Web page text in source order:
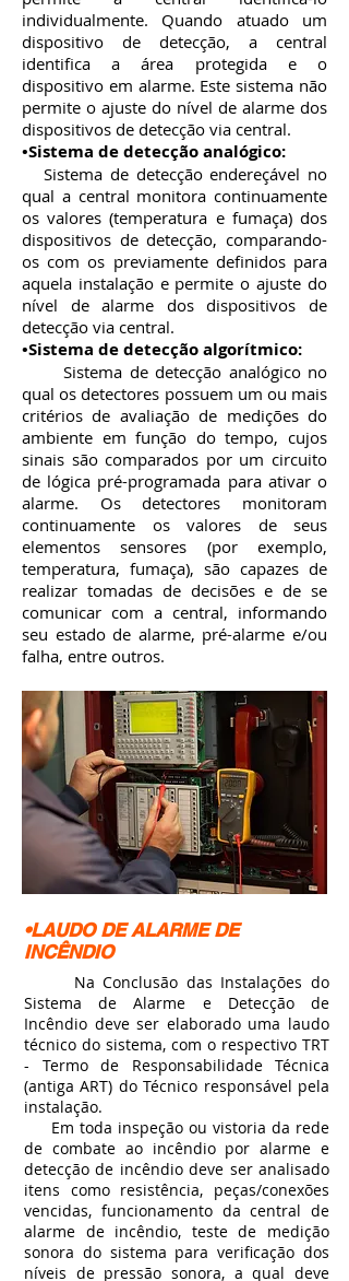
individualmente. Quando atuado um
dispositivo de detecção, a central
identifica a área protegida e o
dispositivo em alarme. Este sistema não
permite o ajuste do nível de alarme dos
dispositivos de detecção via central.
•Sistema de detecção analógico:
Sistema de detecção endereçável no
qual a central monitora continuamente
os valores (temperatura e fumaça) dos
dispositivos de detecção, comparando-
os com os previamente definidos para
aquela instalação e permite o ajuste do
nível de alarme dos dispositivos de
detecção via central.
•Sistema de detecção algorítmico:
Sistema de detecção analógico no
qual os detectores possuem um ou mais
critérios de avaliação de medições do
ambiente em função do tempo, cujos
sinais são comparados por um circuito
de lógica pré-programada para ativar o
alarme. Os detectores monitoram
continuamente os valores de seus
elementos sensores (por exemplo,
temperatura, fumaça), são capazes de
realizar tomadas de decisões e de se
comunicar com a central, informando
seu estado de alarme, pré-alarme e/ou
falha, entre outros.
•LAUDO DE ALARME DE
INCÊNDIO
Na Conclusão das Instalações do
Sistema de Alarme e Detecção de
Incêndio deve ser elaborado uma laudo
técnico do sistema, com o respectivo TRT
- Termo de Responsabilidade Técnica
(antiga ART) do Técnico responsável pela
instalação.
Em toda inspeção ou vistoria da rede
de combate ao incêndio por alarme e
detecção de incêndio deve ser analisado
itens como resistência, peças/conexões
vencidas, funcionamento da central de
alarme de incêndio, teste de medição
sonora do sistema para verificação dos
níveis de pressão sonora, a qual deve